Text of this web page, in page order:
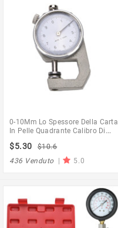
0-10Mm Lo Spessore Della Carta
In Pelle Quadrante Calibro Di
Per La Pelle Flim Di Carta
$5.30
$10.6
436 Venduto | 5.0